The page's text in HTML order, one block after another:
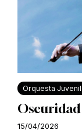
Orquesta
Oscuridad
15/04/2026